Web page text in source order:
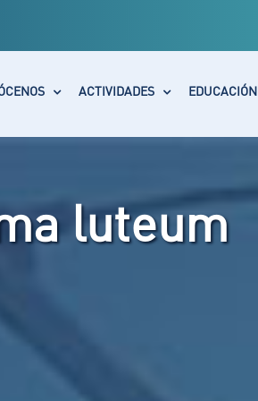
ACTIVIDADES EDUCACIÓN
luteum